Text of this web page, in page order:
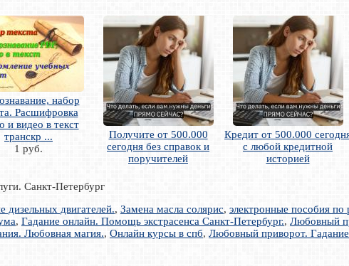
набор
Расшифровка
и видео в текст
транскр ...
1 руб.
Получите от 500.000
сегодня без справок и
поручителей
Кредит от 500.000
с любой кредитной
историей
Санкт-Петербург
дизельных двигателей., Замена масла солярис, электронные пособия по
, Гадание онлайн. Помощь экстрасенса Санкт-Петербург., Любовный
Любовная магия., Онлайн курсы в спб, Любовный приворот.